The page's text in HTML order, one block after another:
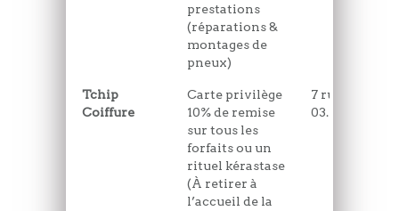
prestations
(réparations &
montages de
pneux)
Tchip
Coiffure
Carte privilège
10% de remise
sur tous les
forfaits ou un
rituel kérastase
(À retirer à
l’accueil de la
7 rue de
03.21.94.69.80